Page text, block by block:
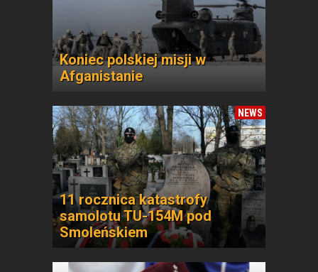
Koniec polskiej misji w
Afganistanie
NEWS
11 rocznica katastrofy
samolotu TU-154M pod
Smoleńskiem